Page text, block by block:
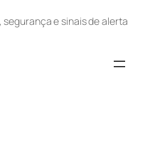
segurança e sinais de alerta